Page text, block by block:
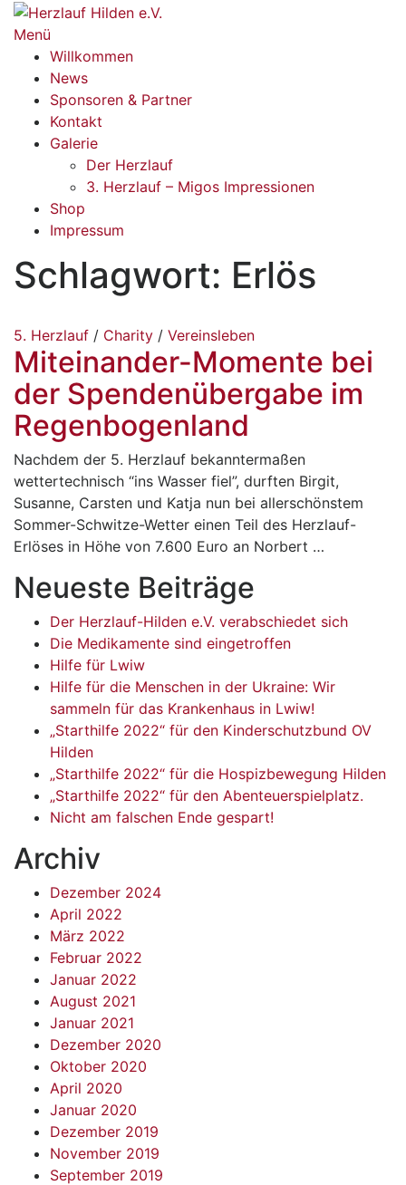
Zum
Inhalt
springen
Menü
Willkommen
News
Sponsoren & Partner
Kontakt
Galerie
Der Herzlauf
3. Herzlauf – Migos Impressionen
Shop
Impressum
Schlagwort: Erlös
5. Herzlauf / Charity / Vereinsleben
Miteinander-Momente bei
der Spendenübergabe im
Regenbogenland
Nachdem der 5. Herzlauf bekanntermaßen
wettertechnisch “ins Wasser fiel”, durften Birgit,
Susanne, Carsten und Katja nun bei allerschönstem
Sommer-Schwitze-Wetter einen Teil des Herzlauf-
Erlöses in Höhe von 7.600 Euro an Norbert …
Neueste Beiträge
Der Herzlauf-Hilden e.V. verabschiedet sich
Die Medikamente sind eingetroffen
Hilfe für Lwiw
Hilfe für die Menschen in der Ukraine: Wir
sammeln für das Krankenhaus in Lwiw!
„Starthilfe 2022“ für den Kinderschutzbund OV
Hilden
„Starthilfe 2022“ für die Hospizbewegung Hilden
„Starthilfe 2022“ für den Abenteuerspielplatz.
Nicht am falschen Ende gespart!
Archiv
Dezember 2024
April 2022
März 2022
Februar 2022
Januar 2022
August 2021
Januar 2021
Dezember 2020
Oktober 2020
April 2020
Januar 2020
Dezember 2019
November 2019
September 2019